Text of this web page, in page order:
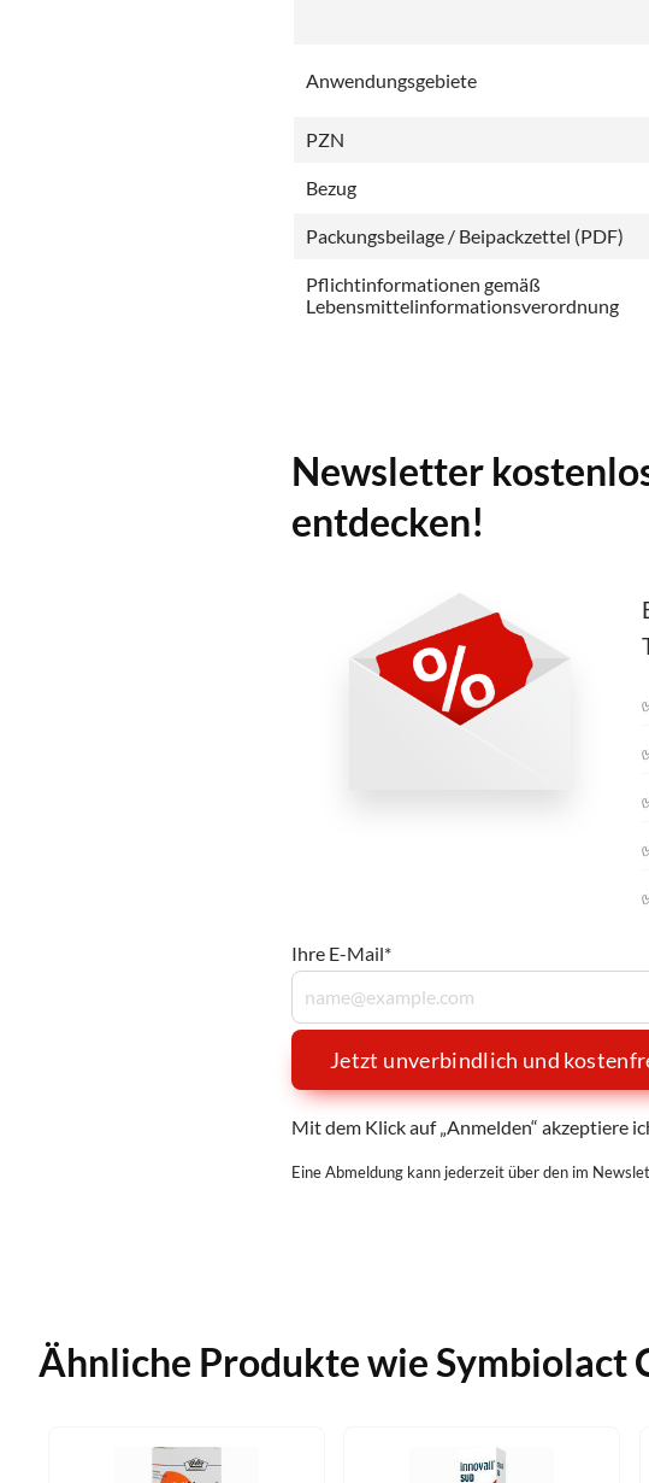
Anwendungsgebiete
PZN
Bezug
Packungsbeilage / Beipackzettel (PDF)
Pflichtinformationen gemäß
Lebensmittelinformationsverordnung
Newsletter
entdecken!
Ihre E-Mail*
Jetzt unverbindlich und
Mit dem Klick auf „Anmelden“ akzeptiere
Eine Abmeldung kann jederzeit über den im
Ähnliche Produkte wie Symbiolact